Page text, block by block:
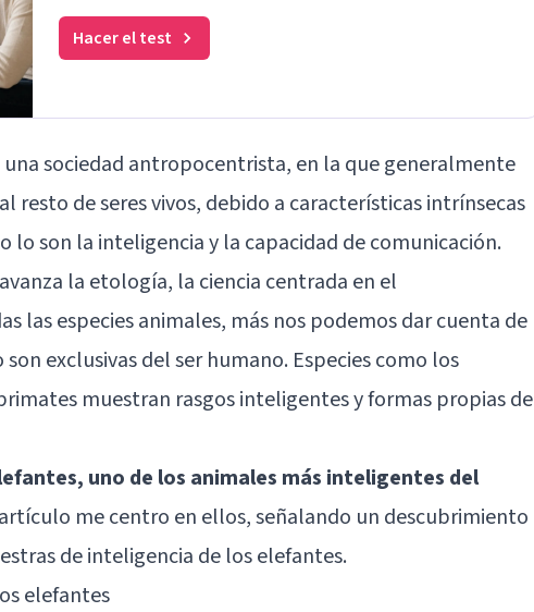
Hacer el test
una sociedad antropocentrista, en la que generalmente
resto de seres vivos, debido a características intrínsecas
lo son la inteligencia y la capacidad de comunicación.
la etología, la ciencia centrada en el
las especies animales, más nos podemos dar cuenta de
exclusivas del ser humano. Especies como los
muestran rasgos inteligentes y formas propias de
uno de los animales más inteligentes del
me centro en ellos, señalando un descubrimiento
de inteligencia de los elefantes.
elefantes